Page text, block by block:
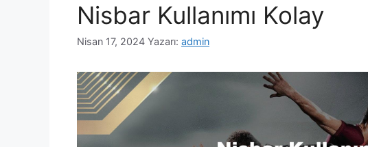
Nisbar Kullanımı Kolay
Nisan 17, 2024 Yazarı: admin